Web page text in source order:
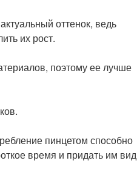
оттенок, ведь
их рост.
поэтому ее лучше
пинцетом способно
время и придать им вид